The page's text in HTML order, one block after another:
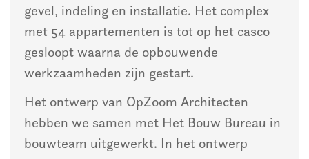
gevel, indeling en installatie. Het complex
met 54 appartementen is tot op het casco
gesloopt waarna de opbouwende
werkzaamheden zijn gestart.
Het ontwerp van OpZoom Architecten
hebben we samen met Het Bouw Bureau in
bouwteam uitgewerkt. In het ontwerp